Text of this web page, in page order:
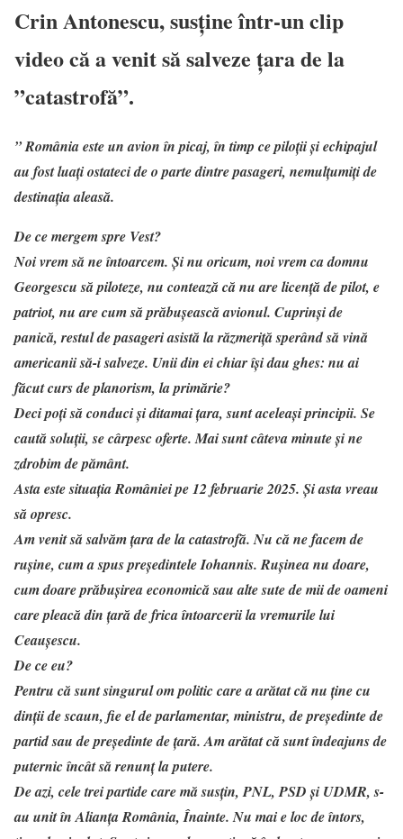
Crin Antonescu, susține într-un clip
video că a venit să salveze țara de la
”catastrofă”.
” România este un avion în picaj, în timp ce piloții și echipajul
au fost luați ostateci de o parte dintre pasageri, nemulțumiți de
destinația aleasă.
De ce mergem spre Vest?
Noi vrem să ne întoarcem. Și nu oricum, noi vrem ca domnu
Georgescu să piloteze, nu contează că nu are licență de pilot, e
patriot, nu are cum să prăbușească avionul. Cuprinși de
panică, restul de pasageri asistă la răzmeriță sperând să vină
americanii să-i salveze. Unii din ei chiar își dau ghes: nu ai
făcut curs de planorism, la primărie?
Deci poți să conduci și ditamai țara, sunt aceleași principii. Se
caută soluții, se cârpesc oferte. Mai sunt câteva minute și ne
zdrobim de pământ.
Asta este situația României pe 12 februarie 2025. Și asta vreau
să opresc.
Am venit să salvăm țara de la catastrofă. Nu că ne facem de
rușine, cum a spus președintele Iohannis. Rușinea nu doare,
cum doare prăbușirea economică sau alte sute de mii de oameni
care pleacă din țară de frica întoarcerii la vremurile lui
Ceaușescu.
De ce eu?
Pentru că sunt singurul om politic care a arătat că nu ține cu
dinții de scaun, fie el de parlamentar, ministru, de președinte de
partid sau de președinte de țară. Am arătat că sunt îndeajuns de
puternic încât să renunț la putere.
De azi, cele trei partide care mă susțin, PNL, PSD și UDMR, s-
au unit în Alianța România, Înainte. Nu mai e loc de întors,